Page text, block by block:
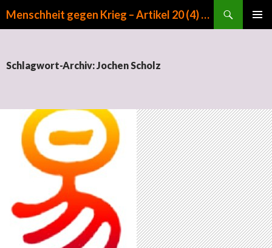
Menschheit gegen Krieg – Artikel 20 (4) GG
Schlagwort-Archiv: Jochen Scholz